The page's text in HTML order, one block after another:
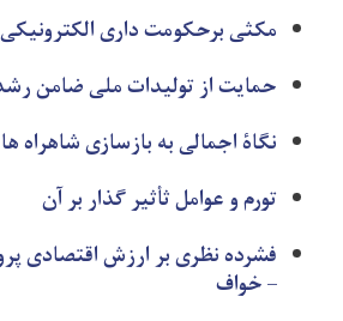
مکثی برحکومت داری
حمایت از تولیدات ملی ضامن
نگاۀ اجمالی به بازسازی شاهراه ها
تورم و عوامل ثأثیر گذار بر آن
فشرده نظری بر ارزش اقتصادی
– خواف